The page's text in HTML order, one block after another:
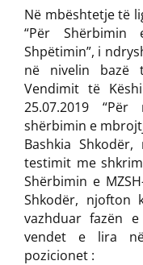
Në mbështetje të
“Për
Shpëtimin”, i
në nivelin bazë
Vendimit të
25.07.2019
shërbimin e
Bashkia
testimit me
Shërbimin e
Shkodër, njofton
vazhduar fazën
vendet e lira
pozicionet :